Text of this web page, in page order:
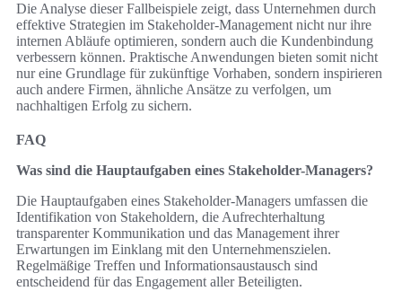
Die Analyse dieser Fallbeispiele zeigt, dass Unternehmen durch
effektive Strategien im Stakeholder-Management nicht nur ihre
internen Abläufe optimieren, sondern auch die Kundenbindung
verbessern können. Praktische Anwendungen bieten somit nicht
nur eine Grundlage für zukünftige Vorhaben, sondern inspirieren
auch andere Firmen, ähnliche Ansätze zu verfolgen, um
nachhaltigen Erfolg zu sichern.
FAQ
Was sind die Hauptaufgaben eines Stakeholder-Managers?
Die Hauptaufgaben eines Stakeholder-Managers umfassen die
Identifikation von Stakeholdern, die Aufrechterhaltung
transparenter Kommunikation und das Management ihrer
Erwartungen im Einklang mit den Unternehmenszielen.
Regelmäßige Treffen und Informationsaustausch sind
entscheidend für das Engagement aller Beteiligten.